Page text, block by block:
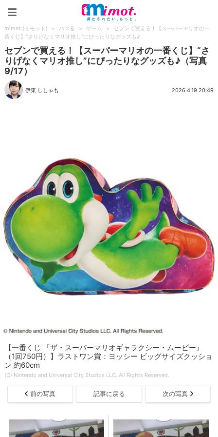
mimot.(ミモット) > ハマる > ゲーム >
セブンで買える！【スーパーマリオの一
番くじ】“さりげなくマリオ推し”にぴったりなグッズも♪
セブンで買える！【スーパーマリオの一番くじ】“さ
りげなくマリオ推し”にぴったりなグッズも♪（写真
9/17）
伊東 ししゃも 2026.4.19 20:49
【一番くじ 『ザ・スーパーマリオギャラクシー・ムービー』
（1回750円）】ラストワン賞：ヨッシー ビッグサイズクッショ
ン 約60cm
(C) Nintendo and Universal City Studios LLC. All Rights Reserved.
前の写真 記事に戻る 次の写真